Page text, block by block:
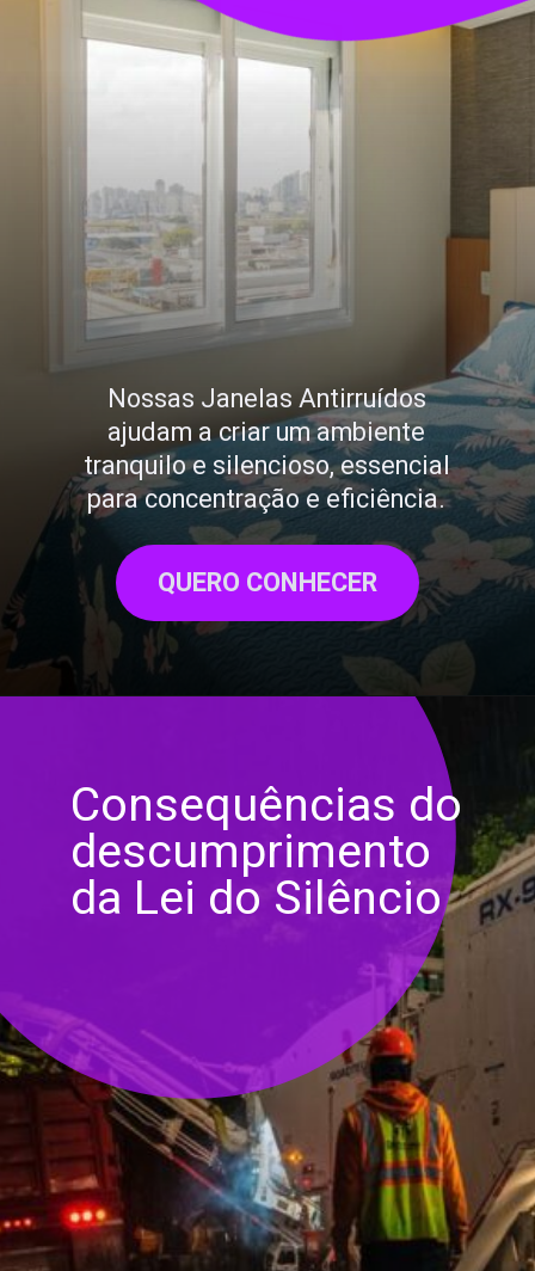
QUERO CONHECER
Nossas Janelas Antirruídos
ajudam a criar um ambiente
tranquilo e silencioso, essencial
para concentração e eficiência.
Consequências do
descumprimento
da Lei do Silêncio